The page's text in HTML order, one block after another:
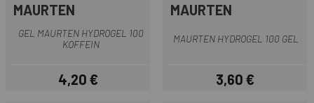
MAURTEN
GEL MAURTEN HYDROGEL 100
KOFFEIN
Preis
4,20 €
MAURTEN
MAURTEN HYDROGEL 100 GEL
Preis
3,60 €